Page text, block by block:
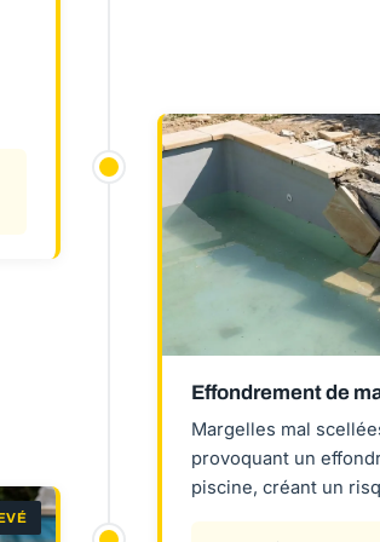
Effondrement de
Margelles mal
provoquant un
piscine, créant un